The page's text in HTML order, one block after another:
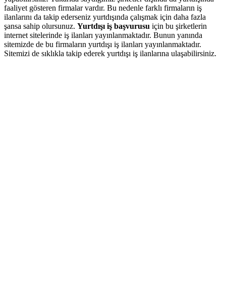
faaliyet gösteren firmalar vardır. Bu nedenle farklı firmaların iş
ilanlarını da takip ederseniz yurtdışında çalışmak için daha fazla
şansa sahip olursunuz. Yurtdışı iş başvurusu için bu şirketlerin
internet sitelerinde iş ilanları yayınlanmaktadır. Bunun yanında
sitemizde de bu firmaların yurtdışı iş ilanları yayınlanmaktadır.
Sitemizi de sıklıkla takip ederek yurtdışı iş ilanlarına ulaşabilirsiniz.